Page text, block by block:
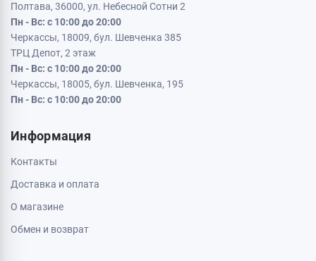
Полтава, 36000, ул. Небесной Сотни 2
Пн - Вс: с 10:00 до 20:00
Черкассы, 18009, бул. Шевченка 385
ТРЦ Депот, 2 этаж
Пн - Вс: с 10:00 до 20:00
Черкассы, 18005, бул. Шевченка, 195
Пн - Вс: с 10:00 до 20:00
Информация
Контакты
Доставка и оплата
О магазине
Обмен и возврат